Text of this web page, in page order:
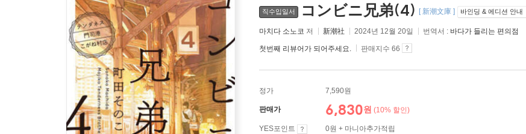
직수입일서 コンビニ兄弟(4) [ 新潮文庫 ] 바인딩 & 에디션 안내
마치다 소노코 저 新潮社 2024년 12월 20일 번역서 : 바다가 들리는 편의점
첫번째 리뷰어가 되어주세요. 판매지수 66
정가 7,590원
판매가 6,830원 (10% 할인)
YES포인트
0원 + 마니아추가적립